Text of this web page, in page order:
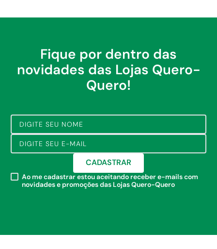
Fique por dentro das
novidades das Lojas Quero-
Quero!
CADASTRAR
Ao me cadastrar estou aceitando receber e-mails com
novidades e promoções das Lojas Quero-Quero